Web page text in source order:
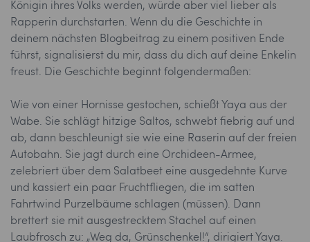
Königin ihres Volks werden, würde aber viel lieber als
Rapperin durchstarten. Wenn du die Geschichte in
deinem nächsten Blogbeitrag zu einem positiven Ende
führst, signalisierst du mir, dass du dich auf deine Enkelin
freust. Die Geschichte beginnt folgendermaßen:
Wie von einer Hornisse gestochen, schießt Yaya aus der
Wabe. Sie schlägt hitzige Saltos, schwebt fiebrig auf und
ab, dann beschleunigt sie wie eine Raserin auf der freien
Autobahn. Sie jagt durch eine Orchideen-Armee,
zelebriert über dem Salatbeet eine ausgedehnte Kurve
und kassiert ein paar Fruchtfliegen, die im satten
Fahrtwind Purzelbäume schlagen (müssen). Dann
brettert sie mit ausgestrecktem Stachel auf einen
Laubfrosch zu: „Weg da, Grünschenkel!“, dirigiert Yaya.